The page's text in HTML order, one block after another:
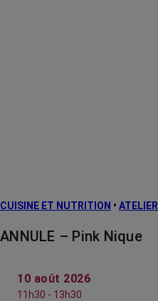
CUISINE ET NUTRITION • ATELIER
ANNULE – Pink Nique
10 août 2026
11h30 - 13h30